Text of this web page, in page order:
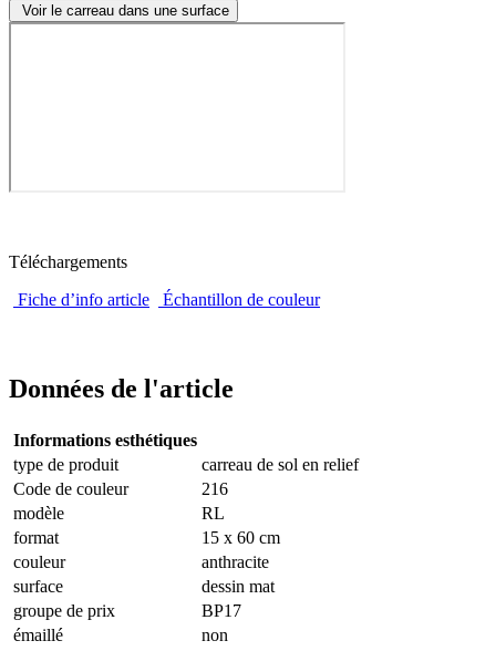
Voir le carreau dans une surface
Téléchargements
Fiche d’info article
Échantillon de couleur
Données de l'article
Informations esthétiques
type de produit
carreau de sol en relief
Code de couleur
216
modèle
RL
format
15 x 60 cm
couleur
anthracite
surface
dessin mat
groupe de prix
BP17
émaillé
non